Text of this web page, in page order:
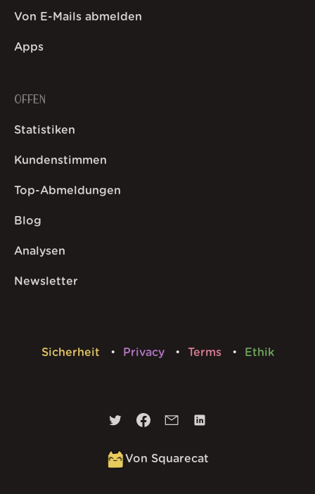
Von E-Mails abmelden
Apps
OFFEN
Statistiken
Kundenstimmen
Top-Abmeldungen
Blog
Analysen
Newsletter
Sicherheit Privacy Terms Ethik
Von Squarecat